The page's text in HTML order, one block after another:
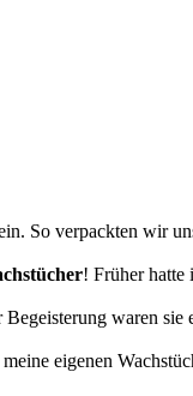
So verpackten wir
! Früher hatte
waren sie
eigenen